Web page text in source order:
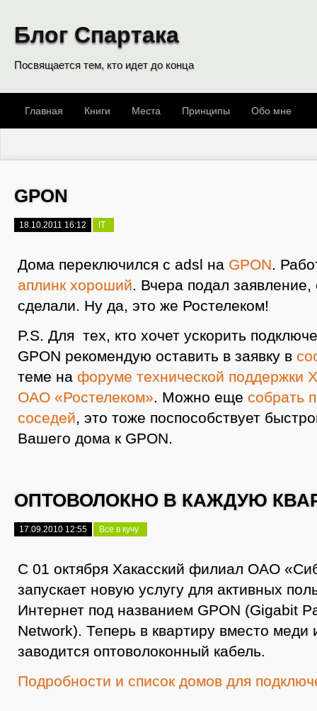
Блог Спартака
Посвящается тем, кто идет до конца
Главная Книги Места Принципы Обо мне
GPON
18.10.2011 16:12 IT
Дома переключился с adsl на GPON.
аплинк хороший. Вчера подал заявление,
сделали. Ну да, это же Ростелеком!
P.S. Для тех, кто хочет ускорить
GPON рекомендую оставить в заявку в
теме на форуме технической поддержки
ОАО «Ростелеком». Можно еще собрать
соседей, это тоже поспособствует
Вашего дома к GPON.
ОПТОВОЛОКНО В КАЖДУЮ
17.09.2010 12:55 Все в кучу
С 01 октября Хакасский филиал ОАО
запускает новую услугу для активных
Интернет под названием GPON (Gigabit
Network). Теперь в квартиру вместо меди
заводится оптоволоконный кабель.
Подробности и список домов для